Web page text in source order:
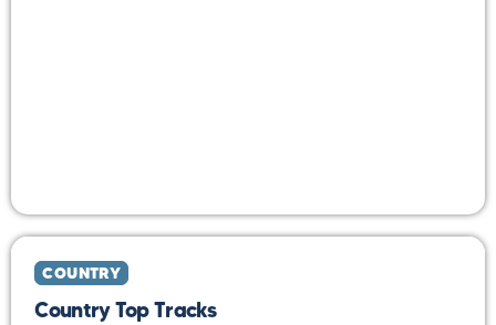
COUNTRY
Country Top Tracks